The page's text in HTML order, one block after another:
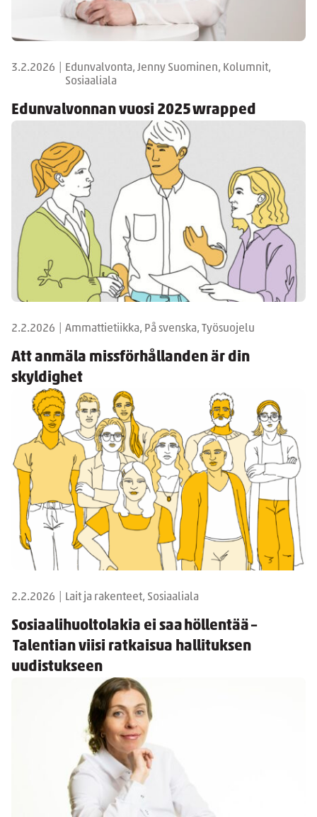
3.2.2026
Edunvalvonta, Jenny Suominen, Kolumnit,
Sosiaaliala
Edunvalvonnan vuosi 2025 wrapped
2.2.2026 Ammattietiikka, På svenska, Työsuojelu
Att anmäla missförhållanden är din
skyldighet
2.2.2026 Lait ja rakenteet, Sosiaaliala
Sosiaalihuoltolakia ei saa höllentää –
Talentian viisi ratkaisua hallituksen
uudistukseen